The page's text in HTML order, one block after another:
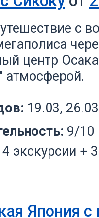
с
центр
атмосферой.
19.03,
9/10
4 экскурсии +
Япония